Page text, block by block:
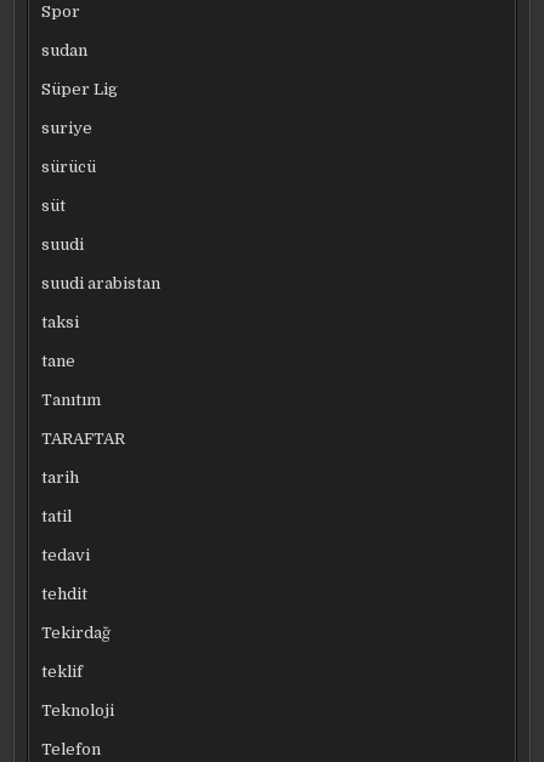
Spor
sudan
Süper Lig
suriye
sürücü
süt
suudi
suudi arabistan
taksi
tane
Tanıtım
TARAFTAR
tarih
tatil
tedavi
tehdit
Tekirdağ
teklif
Teknoloji
Telefon